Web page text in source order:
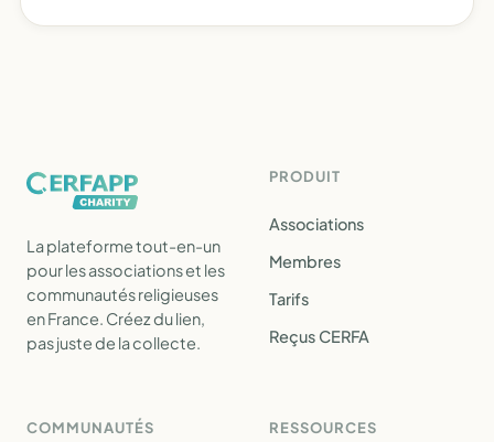
La plateforme tout-en-un
pour les associations et les
communautés religieuses
en France. Créez du lien,
pas juste de la collecte.
PRODUIT
Associations
Membres
Tarifs
Reçus CERFA
COMMUNAUTÉS RESSOURCES